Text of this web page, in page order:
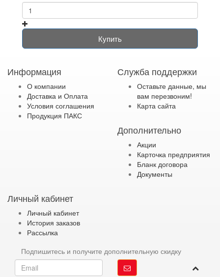
Купить
Информация
О компании
Доставка и Оплата
Условия соглашения
Продукция ПАКС
Служба поддержки
Оставьте данные, мы
вам перезвоним!
Карта сайта
Дополнительно
Акции
Карточка предприятия
Бланк договора
Документы
Личный кабинет
Личный кабинет
История заказов
Рассылка
Подпишитесь и получите дополнительную скидку